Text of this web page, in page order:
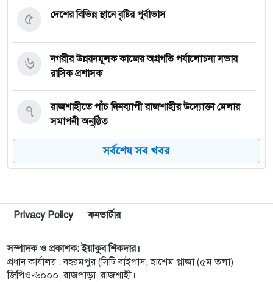
দেশের বিভিন্ন স্থানে বৃষ্টির পূর্বাভাস
৫
নগরীর উন্নয়নমূলক কাজের অগ্রগতি পর্যালোচনা সভায়
রাসিক প্রশাসক
৬
রাজশাহীতে পাঁচ দিনব্যাপী রাজশাহীর উদ্যোক্তা মেলার
সমাপনী অনুষ্ঠিত
৭
নিয়ামতপুরে বাড়ির বাইরে পড়েছিল যুবকের মরদেহ, গলায়
আঘাতের চিহ্ন
৮
ব্যালিস্টিক ক্ষেপণাস্ত্রের পরীক্ষা চালিয়েছে উত্তর কোরিয়া
৯
পাকিস্তানে পুলিশ স্টেশনে ধর্ষণ, ৭৮ কর্মকর্তা-সদস্যের
সবাইকে অব্যাহতি
১০
সর্বশেষ সব খবর
Privacy Policy কনভার্টার
সম্পাদক ও প্রকাশক: ইয়াকুব শিকদার।
প্রধান কার্যালয় : বহরমপুর (সিটি বাইপাস, হাশেম প্লাজা (৫ম তলা)
জিপিও-৬০০০, রাজপাড়া, রাজশাহী।